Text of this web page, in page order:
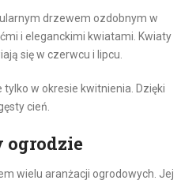
drzewem ozdobnym w
i eleganckimi kwiatami. Kwiaty
się w czerwcu i lipcu.
w okresie kwitnienia. Dzięki
cień.
wielu aranżacji ogrodowych. Jej